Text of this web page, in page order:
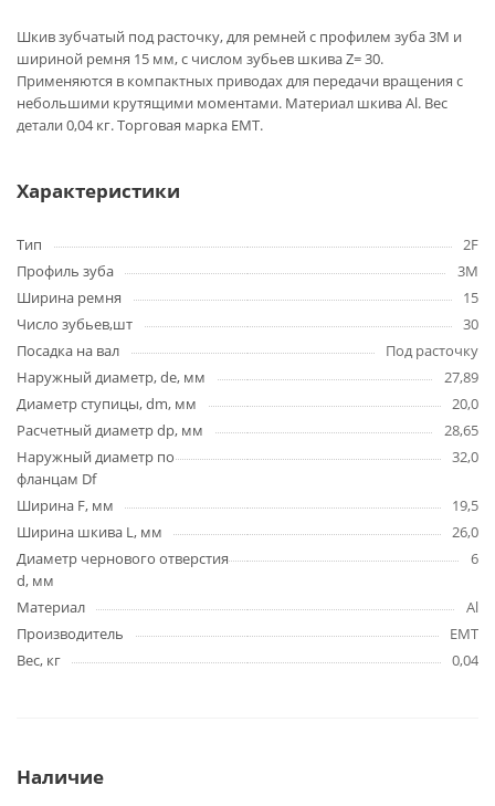
Шкив зубчатый под расточку, для ремней с профилем зуба 3M и
шириной ремня 15 мм, с числом зубьев шкива Z= 30.
Применяются в компактных приводах для передачи вращения с
небольшими крутящими моментами. Материал шкива Al. Вес
детали 0,04 кг. Торговая марка EMT.
Характеристики
Тип
2F
Профиль зуба
3M
Ширина ремня
15
Число зубьев,шт
30
Посадка на вал
Под расточку
Наружный диаметр, de, мм
27,89
Диаметр ступицы, dm, мм
20,0
Расчетный диаметр dp, мм
28,65
Наружный диаметр по
фланцам Df
32,0
Ширина F, мм
19,5
Ширина шкива L, мм
26,0
Диаметр чернового отверстия
d, мм
6
Материал
Al
Производитель
EMT
Вес, кг
0,04
Наличие